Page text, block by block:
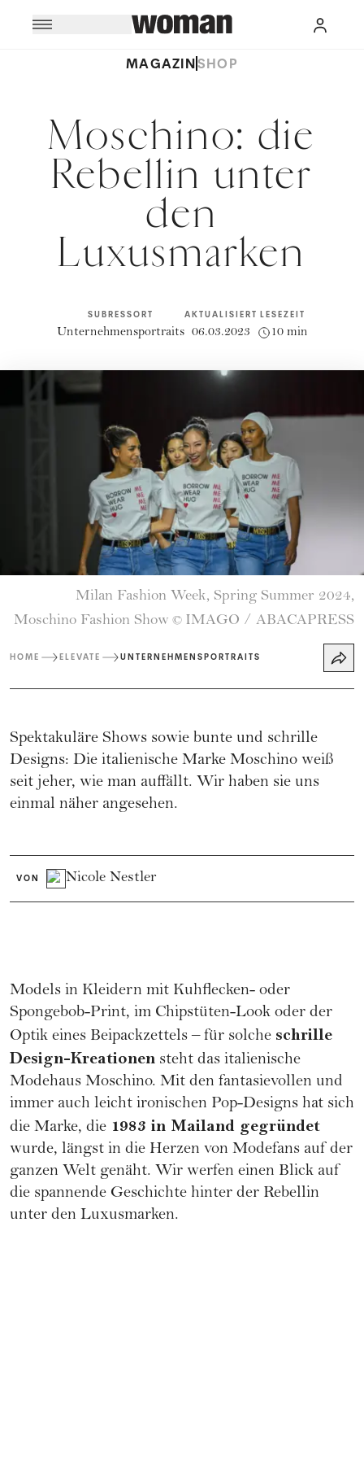
MAGAZINSHOP
Moschino: die
Rebellin unter
den
Luxusmarken
SUBRESSORT
Unternehmensportraits
AKTUALISIERT
06.03.2023
LESEZEIT
10 min
Milan Fashion Week, Spring Summer 2024,
Moschino Fashion Show © IMAGO / ABACAPRESS
HOME ELEVATE UNTERNEHMENSPORTRAITS
Spektakuläre Shows sowie bunte und schrille
Designs: Die italienische Marke Moschino weiß
seit jeher, wie man auffällt. Wir haben sie uns
einmal näher angesehen.
VON Nicole Nestler
Models in Kleidern mit Kuhflecken- oder
Spongebob-Print, im Chipstüten-Look oder der
Optik eines Beipackzettels – für solche schrille
Design-Kreationen steht das italienische
Modehaus Moschino. Mit den fantasievollen und
immer auch leicht ironischen Pop-Designs hat sich
die Marke, die 1983 in Mailand gegründet
wurde, längst in die Herzen von Modefans auf der
ganzen Welt genäht. Wir werfen einen Blick auf
die spannende Geschichte hinter der Rebellin
unter den Luxusmarken.